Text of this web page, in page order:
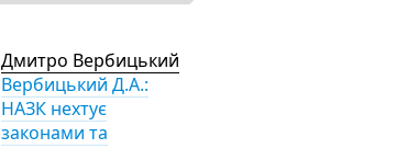
Дмитро Вербицький
Вербицький Д.А.:
НАЗК нехтує
законами та